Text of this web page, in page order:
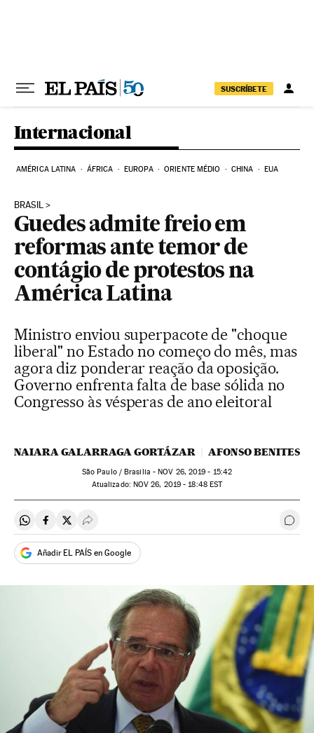
SUSCRÍBETE
Internacional
AMÉRICA LATINA ÁFRICA EUROPA ORIENTE MÉDIO CHINA EUA
BRASIL
Guedes admite freio em
reformas ante temor de
contágio de protestos na
América Latina
Ministro enviou superpacote de "choque
liberal" no Estado no começo do mês, mas
agora diz ponderar reação da oposição.
Governo enfrenta falta de base sólida no
Congresso às vésperas de ano eleitoral
NAIARA GALARRAGA GORTÁZAR AFONSO BENITES
São Paulo / Brasilia -NOV 26, 2019 - 15:42
atualizado: NOV 26, 2019 - 18:48EST
Compartir en Whatsapp
Compartir en Facebook
Compartir en Twitter
Desplegar Redes Sociales
Añadir EL PAÍS en Google